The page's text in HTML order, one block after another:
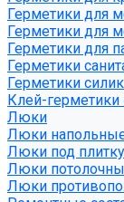
Герметики для
Герметики для
Герметики для
Герметики
Герметики
Клей-
Люки
Люки
Люки под плитку
Люки
Люки